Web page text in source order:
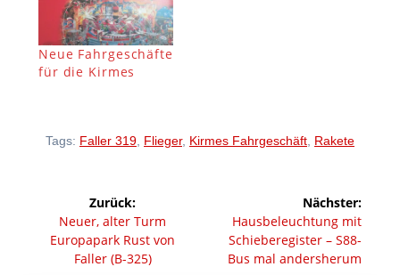
Neue Fahrgeschäfte
für die Kirmes
Tags: Faller 319, Flieger, Kirmes Fahrgeschäft, Rakete
Beitragsnavigation
Zurück:
Vorheriger
Beitrag:
Neuer, alter Turm
Europapark Rust von
Faller (B-325)
Nächster:
Nächster
Beitrag:
Hausbeleuchtung mit
Schieberegister – S88-
Bus mal andersherum